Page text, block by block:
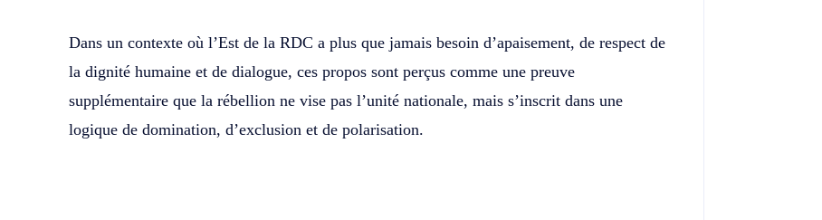
Dans un contexte où l’Est de la RDC a plus que jamais besoin d’apaisement, de respect de
la dignité humaine et de dialogue, ces propos sont perçus comme une preuve
supplémentaire que la rébellion ne vise pas l’unité nationale, mais s’inscrit dans une
logique de domination, d’exclusion et de polarisation.